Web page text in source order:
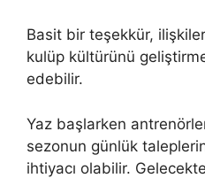
Basit bir teşekkür,
kulüp kültürünü
edebilir.
Yaz başlarken
sezonun günlük
ihtiyacı olabilir.